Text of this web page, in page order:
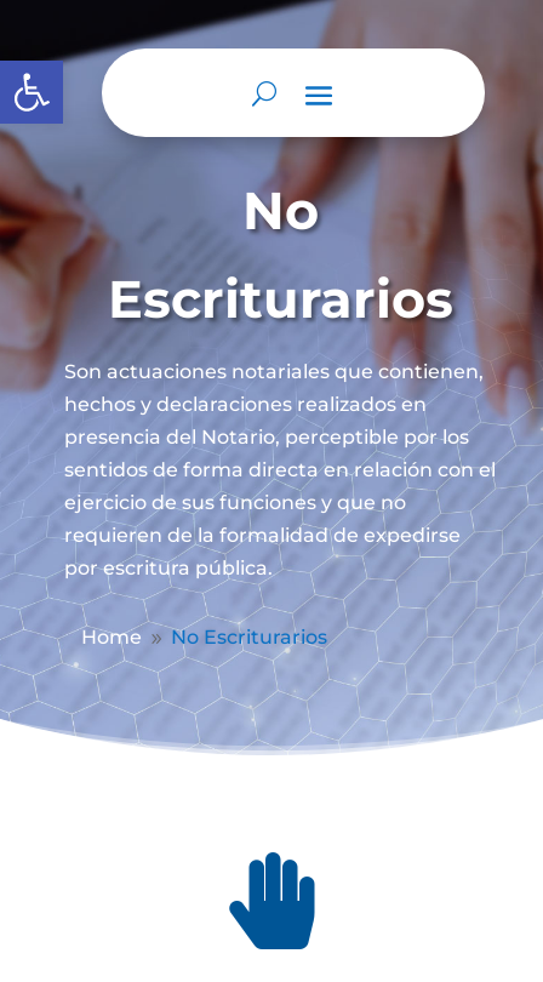
Abrir barra de herramientas
No
Escriturarios
Son actuaciones notariales que contienen,
hechos y declaraciones realizados en
presencia del Notario, perceptible por los
sentidos de forma directa en relación con el
ejercicio de sus funciones y que no
requieren de la formalidad de expedirse
por escritura pública.
Home 9 No Escriturarios
